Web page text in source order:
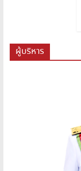
ผู้บริหาร